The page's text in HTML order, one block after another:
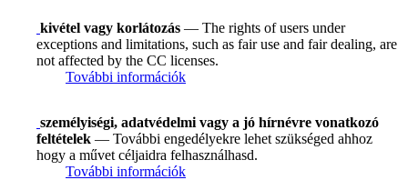
kivétel vagy korlátozás — The rights of users under
exceptions and limitations, such as fair use and fair dealing, are
not affected by the CC licenses.
További információk
személyiségi, adatvédelmi vagy a jó hírnévre vonatkozó
feltételek — További engedélyekre lehet szükséged ahhoz
hogy a művet céljaidra felhasználhasd.
További információk